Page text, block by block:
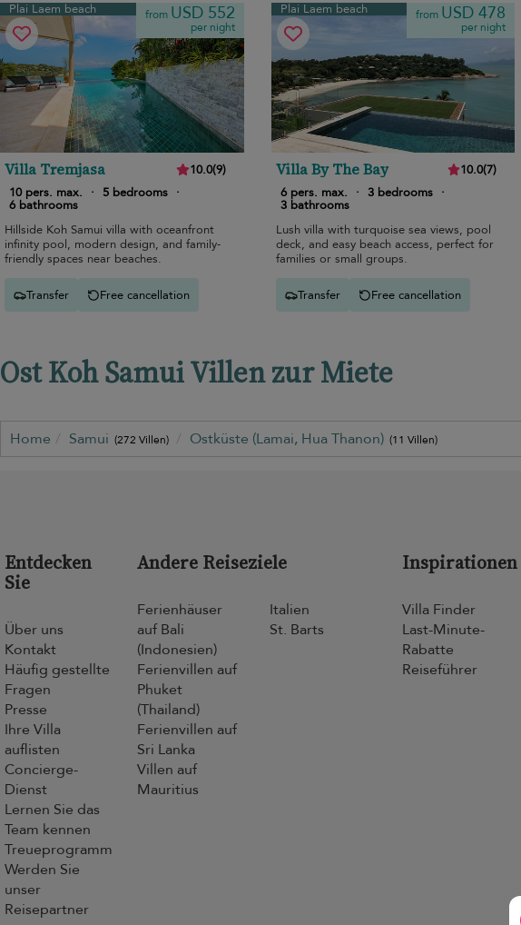
Plai Laem beach from USD 552
per night
Villa Tremjasa 10.0(9)
10 pers. max.
· 5 bedrooms ·
6 bathrooms
Hillside Koh Samui villa with oceanfront
infinity pool, modern design, and family-
friendly spaces near beaches.
Transfer Free cancellation
Plai Laem beach from USD 478
per night
Villa By The Bay 10.0(7)
6 pers. max.
· 3 bedrooms ·
3 bathrooms
Lush villa with turquoise sea views, pool
deck, and easy beach access, perfect for
families or small groups.
Transfer Free cancellation
Ost Koh Samui Villen zur Miete
Home Samui (272 Villen) Ostküste (Lamai, Hua Thanon) (11 Villen)
Entdecken
Sie
Über uns
Kontakt
Häufig gestellte
Fragen
Presse
Ihre Villa
auflisten
Concierge-
Dienst
Lernen Sie das
Team kennen
Treueprogramm
Werden Sie
unser
Reisepartner
Andere Reiseziele
Ferienhäuser
auf Bali
(Indonesien)
Ferienvillen auf
Phuket
(Thailand)
Ferienvillen auf
Sri Lanka
Villen auf
Mauritius
Italien
St. Barts
Inspirationen
Villa Finder
Last-Minute-
Rabatte
Reiseführer